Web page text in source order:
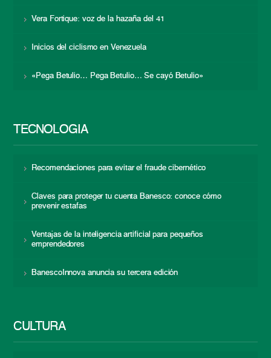
Vera Fortique: voz de la hazaña del 41
Inicios del ciclismo en Venezuela
«Pega Betulio… Pega Betulio… Se cayó Betulio»
TECNOLOGÍA
Recomendaciones para evitar el fraude cibernético
Claves para proteger tu cuenta Banesco: conoce cómo
prevenir estafas
Ventajas de la inteligencia artificial para pequeños
emprendedores
BanescoInnova anuncia su tercera edición
CULTURA